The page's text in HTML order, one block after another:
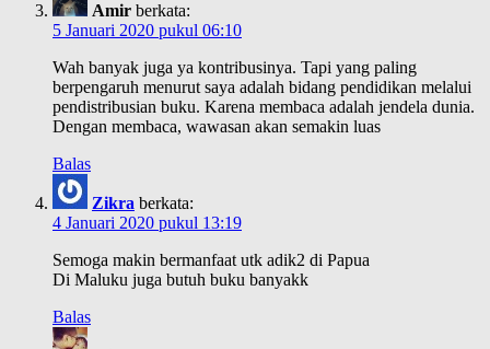
Amir berkata:
5 Januari 2020 pukul 06:10
Wah banyak juga ya kontribusinya. Tapi yang paling
berpengaruh menurut saya adalah bidang pendidikan melalui
pendistribusian buku. Karena membaca adalah jendela dunia.
Dengan membaca, wawasan akan semakin luas
Balas
Zikra berkata:
4 Januari 2020 pukul 13:19
Semoga makin bermanfaat utk adik2 di Papua
Di Maluku juga butuh buku banyakk
Balas